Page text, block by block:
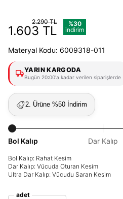
2.290 TL
1.603 TL
%30
indirim
Materyal Kodu: 6009318-011
YARIN KARGODA
Bugün 20:00'a kadar verilen siparişlerde
2. Ürüne %50 İndirim
Bol Kalıp Dar Kalıp
Bol Kalıp: Rahat Kesim
Dar Kalıp: Vücuda Oturan Kesim
Ultra Dar Kalıp: Vücudu Saran Kesim
adet
E-posta
Beni Hatırla
Giriş Yap